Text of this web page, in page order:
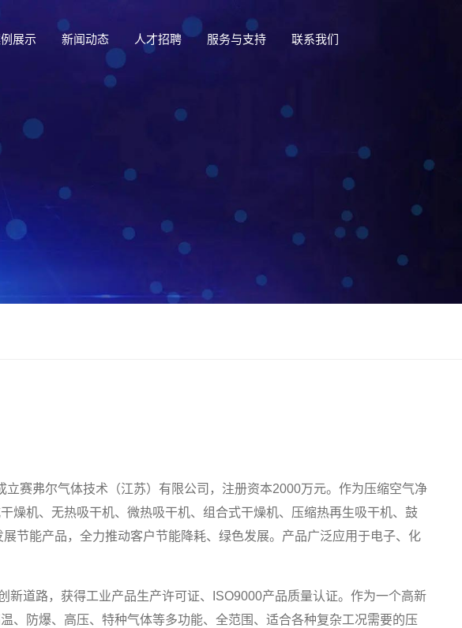
展示 新闻动态 人才招聘 服务与支持 联系我们
赛弗尔气体技术（江苏）有限公司，注册资本2000万元。作为压缩空气净
燥机、无热吸干机、微热吸干机、组合式干燥机、压缩热再生吸干机、鼓
节能产品，全力推动客户节能降耗、绿色发展。产品广泛应用于电子、化
道路，获得工业产品生产许可证、ISO9000产品质量认证。作为一个高新
、防爆、高压、特种气体等多功能、全范围、适合各种复杂工况需要的压